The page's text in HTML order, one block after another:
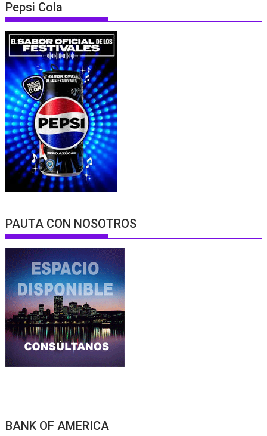
Pepsi Cola
PAUTA CON NOSOTROS
BANK OF AMERICA